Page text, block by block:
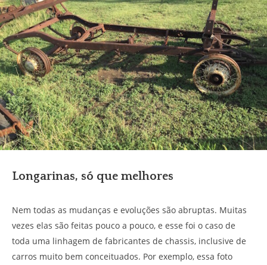
Longarinas, só que melhores
Nem todas as mudanças e evoluções são abruptas. Muitas
vezes elas são feitas pouco a pouco, e esse foi o caso de
toda uma linhagem de fabricantes de chassis, inclusive de
carros muito bem conceituados. Por exemplo, essa foto